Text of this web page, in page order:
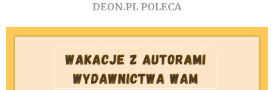
DEON.PL POLECA